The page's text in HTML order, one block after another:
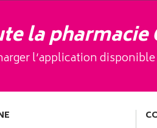
la
l’application